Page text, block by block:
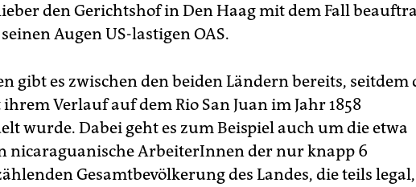
den Gerichtshof in Den Haag mit dem Fall
Augen US-lastigen OAS.
gibt es zwischen den beiden Ländern bereits, seitdem
Verlauf auf dem Rio San Juan im Jahr 1858
wurde. Dabei geht es zum Beispiel auch um die etwa
nicaraguanische ArbeiterInnen der nur knapp 6
Gesamtbevölkerung des Landes, die teils legal,